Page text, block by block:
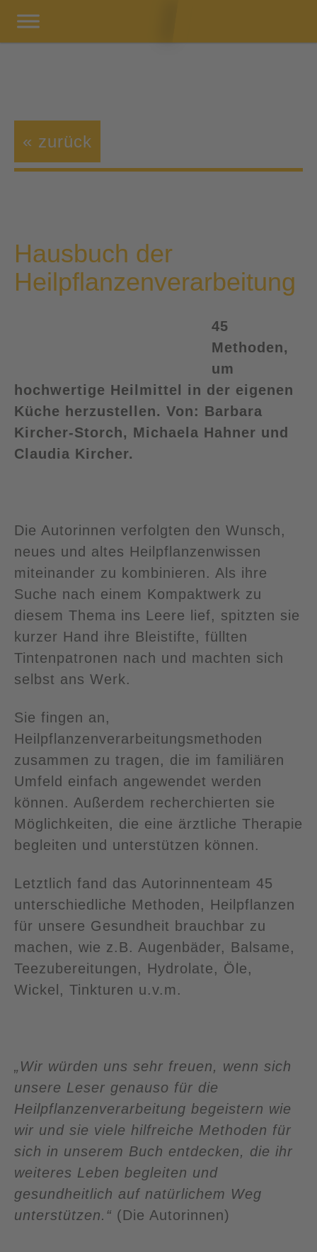
« zurück
Hausbuch der
Heilpflanzenverarbeitung
45
Methoden,
um
hochwertige Heilmittel in der eigenen
Küche herzustellen. Von: Barbara
Kircher-Storch, Michaela Hahner und
Claudia Kircher.
Die Autorinnen verfolgten den Wunsch,
neues und altes Heilpflanzenwissen
miteinander zu kombinieren. Als ihre
Suche nach einem Kompaktwerk zu
diesem Thema ins Leere lief, spitzten sie
kurzer Hand ihre Bleistifte, füllten
Tintenpatronen nach und machten sich
selbst ans Werk.
Sie fingen an,
Heilpflanzenverarbeitungsmethoden
zusammen zu tragen, die im familiären
Umfeld einfach angewendet werden
können. Außerdem recherchierten sie
Möglichkeiten, die eine ärztliche Therapie
begleiten und unterstützen können.
Letztlich fand das Autorinnenteam 45
unterschiedliche Methoden, Heilpflanzen
für unsere Gesundheit brauchbar zu
machen, wie z.B. Augenbäder, Balsame,
Teezubereitungen, Hydrolate, Öle,
Wickel, Tinkturen u.v.m.
„Wir würden uns sehr freuen, wenn sich
unsere Leser genauso für die
Heilpflanzenverarbeitung begeistern wie
wir und sie viele hilfreiche Methoden für
sich in unserem Buch entdecken, die ihr
weiteres Leben begleiten und
gesundheitlich auf natürlichem Weg
unterstützen.“ (Die Autorinnen)